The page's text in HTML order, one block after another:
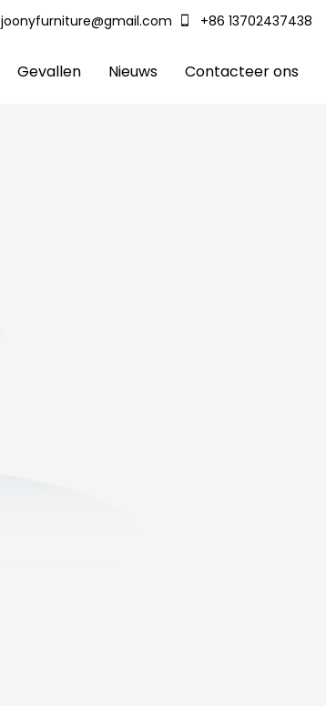
joonyfurniture@gmail.com +86 13702437438
Gevallen Nieuws Contacteer ons